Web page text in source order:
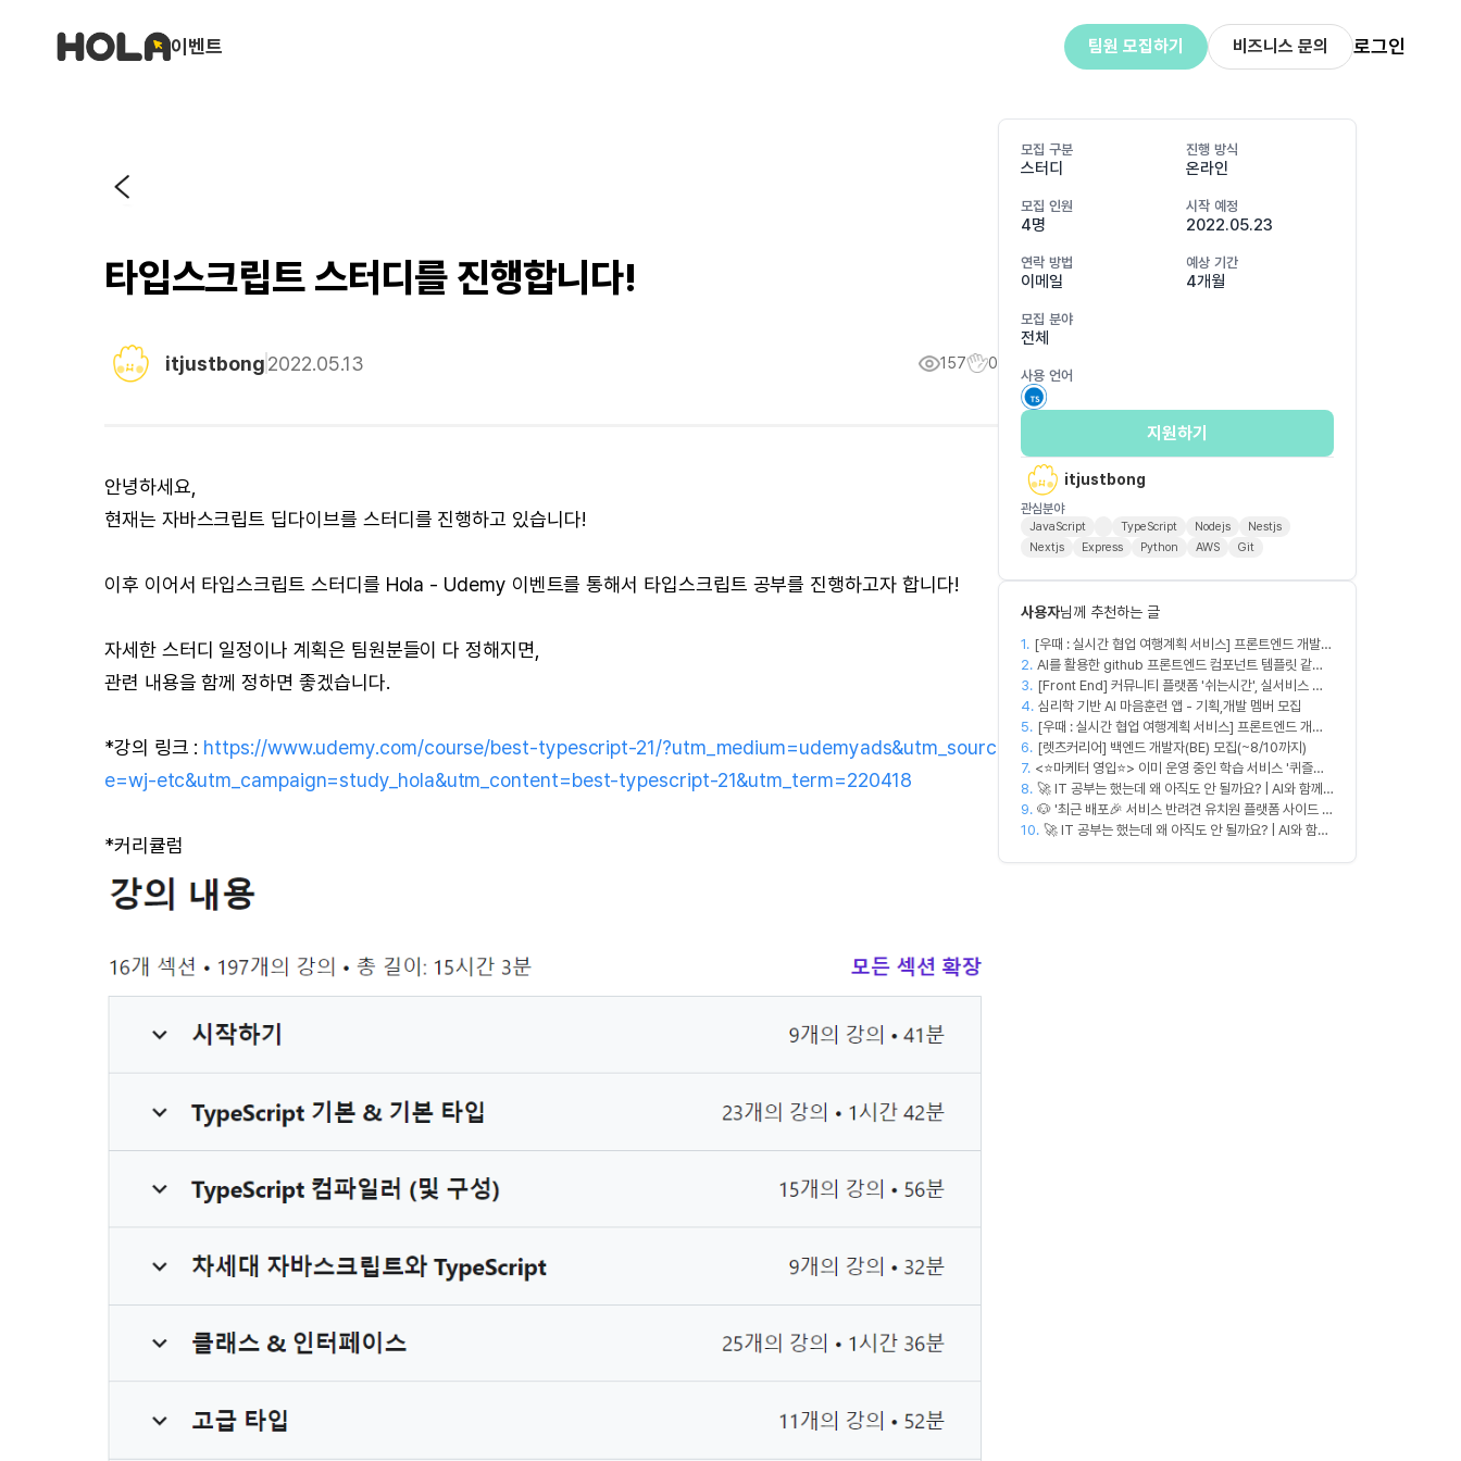
이벤트 팀원 모집하기 비즈니스 문의 로그인
타입스크립트 스터디를 진행합니다!
itjustbong2022.05.13 157 0
안녕하세요,
현재는 자바스크립트 딥다이브를 스터디를 진행하고 있습니다!
이후 이어서 타입스크립트 스터디를 Hola - Udemy 이벤트를 통해서 타입스크립트 공부를 진행하고자 합니다!
자세한 스터디 일정이나 계획은 팀원분들이 다 정해지면,
관련 내용을 함께 정하면 좋겠습니다.
*강의 링크 : https://www.udemy.com/course/best-typescript-21/?utm_medium=udemyads&utm_sourc
e=wj-etc&utm_campaign=study_hola&utm_content=best-typescript-21&utm_term=220418
*커리큘럼
모집 구분
스터디
진행 방식
온라인
모집 인원
4명
시작 예정
2022.05.23
연락 방법
이메일
예상 기간
4개월
모집 분야
전체
사용 언어
지원하기
itjustbong
관심분야
JavaScript TypeScript Nodejs
Nestjs
Nextjs
Express Python AWS Git
사용자님께 추천하는 글
1. [우때 : 실시간 협업 여행계획 서비스] 프론트엔드 개발자
팀원을 모집합니다
2. AI를 활용한 github 프론트엔드 컴포넌트 템플릿 같이
만드실분
3. [Front End] 커뮤니티 플랫폼 '쉬는시간', 실서비스 출
시 목표
4. 심리학 기반 AI 마음훈련 앱 - 기획,개발 멤버 모집
5. [우때 : 실시간 협업 여행계획 서비스] 프론트엔드 개발
자 팀원을 모집합니다
6. [렛츠커리어] 백엔드 개발자(BE) 모집(~8/10까지)
7. <⭐마케터 영입⭐> 이미 운영 중인 학습 서비스 '퀴즐리',
함께 키워갈 마케터를 찾습니다
8. 🚀 IT 공부는 했는데 왜 아직도 안 될까요? | AI와 함께
실무 중심 IT 모임 🤖
9. 🐶 '최근 배포🎉 서비스 반려견 유치원 플랫폼 사이드 프
로젝트' 충원
10. 🚀 IT 공부는 했는데 왜 아직도 안 될까요? | AI와 함께